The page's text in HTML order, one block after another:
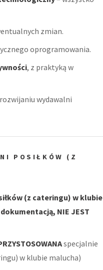
zmian.
oprogramowania.
, z praktyką w
wydawalni
POSIŁKÓW (Z
(z cateringu) w klubie
NIE JEST
specjalnie
w klubie malucha)